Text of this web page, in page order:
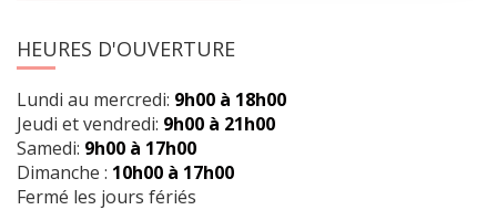
HEURES D'OUVERTURE
Lundi au mercredi: 9h00 à 18h00
Jeudi et vendredi: 9h00 à 21h00
Samedi: 9h00 à 17h00
Dimanche : 10h00 à 17h00
Fermé les jours fériés